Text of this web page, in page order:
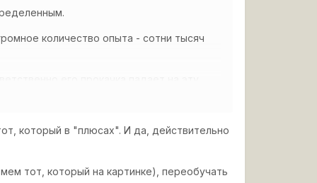
количество опыта - сотни тысяч
который в "плюсах". И да, действительно
тот, который на картинке), переобучать